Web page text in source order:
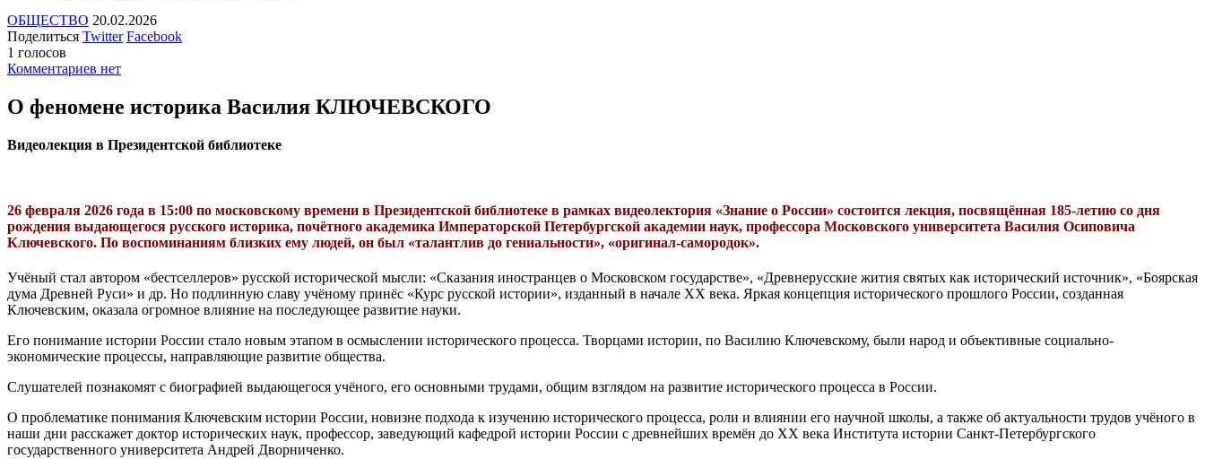
ОБЩЕСТВО 20.02.2026
Поделиться Twitter Facebook
1 голосов
Комментариев нет
О феномене историка Василия КЛЮЧЕВСКОГО
Видеолекция в Президентской библиотеке
26 февраля 2026 года в 15:00 по московскому времени в Президентской библиотеке в рамках видеолектория «Знание о России» состоится лекция, посвящённая 185-летию со дня
рождения выдающегося русского историка, почётного академика Императорской Петербургской академии наук, профессора Московского университета Василия Осиповича
Ключевского. По воспоминаниям близких ему людей, он был «талантлив до гениальности», «оригинал-самородок».
Учёный стал автором «бестселлеров» русской исторической мысли: «Сказания иностранцев о Московском государстве», «Древнерусские жития святых как исторический источник», «Боярская
дума Древней Руси» и др. Но подлинную славу учёному принёс «Курс русской истории», изданный в начале XX века. Яркая концепция исторического прошлого России, созданная
Ключевским, оказала огромное влияние на последующее развитие науки.
Его понимание истории России стало новым этапом в осмыслении исторического процесса. Творцами истории, по Василию Ключевскому, были народ и объективные социально-
экономические процессы, направляющие развитие общества.
Слушателей познакомят с биографией выдающегося учёного, его основными трудами, общим взглядом на развитие исторического процесса в России.
О проблематике понимания Ключевским истории России, новизне подхода к изучению исторического процесса, роли и влиянии его научной школы, а также об актуальности трудов учёного в
наши дни расскажет доктор исторических наук, профессор, заведующий кафедрой истории России с древнейших времён до XX века Института истории Санкт-Петербургского
государственного университета Андрей Дворниченко.